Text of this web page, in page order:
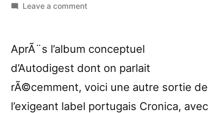
by
Leave a commenton
reviewed
Etherreal
AprÃ¨s l’album conceptuel
d’Autodigest dont on parlait
rÃ©cemment, voici une autre sortie de
l’exigeant label portugais Cronica, avec